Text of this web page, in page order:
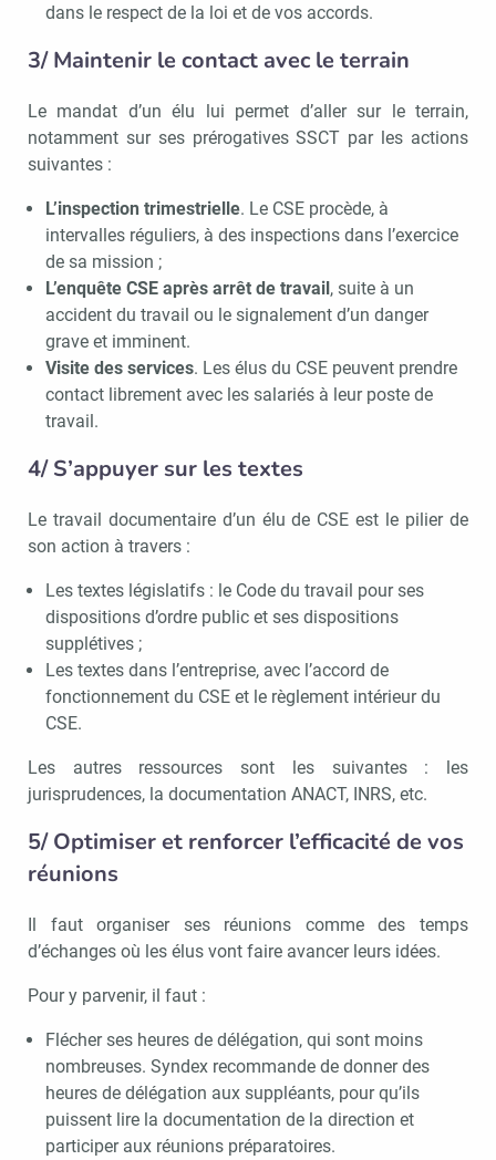
dans le respect de la loi et de vos accords.
3/ Maintenir le contact avec le terrain
Le mandat d’un élu lui permet d’aller sur le terrain,
notamment sur ses prérogatives SSCT par les actions
suivantes :
L’inspection trimestrielle. Le CSE procède, à
intervalles réguliers, à des inspections dans l’exercice
de sa mission ;
L’enquête CSE après arrêt de travail, suite à un
accident du travail ou le signalement d’un danger
grave et imminent.
Visite des services. Les élus du CSE peuvent prendre
contact librement avec les salariés à leur poste de
travail.
4/ S’appuyer sur les textes
Le travail documentaire d’un élu de CSE est le pilier de
son action à travers :
Les textes législatifs : le Code du travail pour ses
dispositions d’ordre public et ses dispositions
supplétives ;
Les textes dans l’entreprise, avec l’accord de
fonctionnement du CSE et le règlement intérieur du
CSE.
Les autres ressources sont les suivantes : les
jurisprudences, la documentation ANACT, INRS, etc.
5/ Optimiser et renforcer l’efficacité de vos
réunions
Il faut organiser ses réunions comme des temps
d’échanges où les élus vont faire avancer leurs idées.
Pour y parvenir, il faut :
Flécher ses heures de délégation, qui sont moins
nombreuses. Syndex recommande de donner des
heures de délégation aux suppléants, pour qu’ils
puissent lire la documentation de la direction et
participer aux réunions préparatoires.